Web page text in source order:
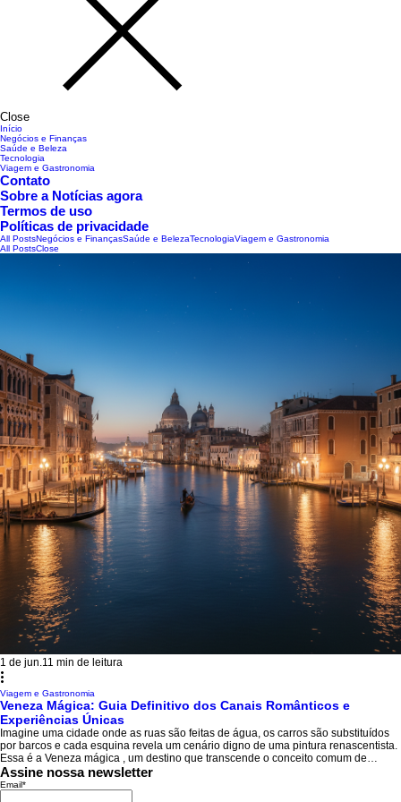
Close
Início
Negócios e Finanças
Saúde e Beleza
Tecnologia
Viagem e Gastronomia
Contato
Sobre a Notícias agora
Termos de uso
Políticas de privacidade
All PostsNegócios e FinançasSaúde e BelezaTecnologiaViagem e Gastronomia
All PostsClose
1 de jun.11 min de leitura
Viagem e Gastronomia
Veneza Mágica: Guia Definitivo dos Canais Românticos e
Experiências Únicas
Imagine uma cidade onde as ruas são feitas de água, os carros são substituídos
por barcos e cada esquina revela um cenário digno de uma pintura renascentista.
Essa é a Veneza mágica , um destino que transcende o conceito comum de
turismo e oferece uma imersão sensorial completa. Ao planejar sua próxima
aventura europeia, é impossível não considerar a "Sereníssima" como uma
Assine nossa newsletter
Email*